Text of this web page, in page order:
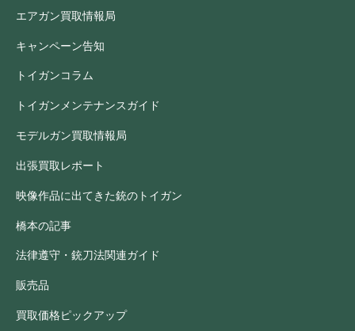
エアガン買取情報局
キャンペーン告知
トイガンコラム
トイガンメンテナンスガイド
モデルガン買取情報局
出張買取レポート
映像作品に出てきた銃のトイガン
橋本の記事
法律遵守・銃刀法関連ガイド
販売品
買取価格ピックアップ